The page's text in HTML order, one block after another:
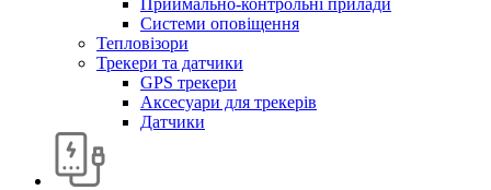
Приймально-контрольні прилади
Системи оповіщення
Тепловізори
Трекери та датчики
GPS трекери
Аксесуари для трекерів
Датчики